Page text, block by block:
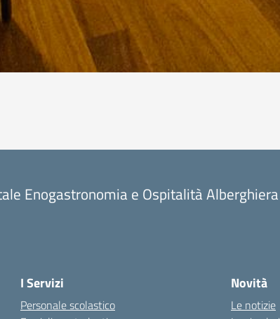
Enogastronomia e Ospitalità Alberghiera
I Servizi
Personale scolastico
Novità
Le notizie